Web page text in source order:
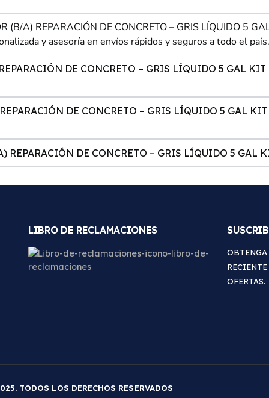
A) REPARACIÓN DE CONCRETO – GRIS LÍQUIDO 5
y asesoría en envíos rápidos y seguros a todo el país.
DE CONCRETO – GRIS LÍQUIDO 5 GAL
DE CONCRETO – GRIS LÍQUIDO 5 GAL
DE CONCRETO – GRIS LÍQUIDO 5 GAL
LIBRO DE RECLAMACIONES
OFERTAS.
TODOS LOS DERECHOS RESERVADOS